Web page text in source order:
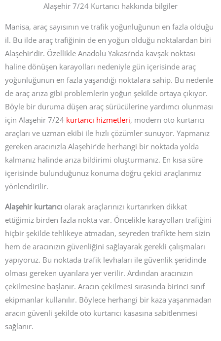
Alaşehir 7/24 Kurtarıcı hakkında bilgiler
Manisa, araç sayısının ve trafik yoğunluğunun en fazla olduğu
il. Bu ilde araç trafiğinin de en yoğun olduğu noktalardan biri
Alaşehir’dir. Özellikle Anadolu Yakası’nda kavşak noktası
haline dönüşen karayolları nedeniyle gün içerisinde araç
yoğunluğunun en fazla yaşandığı noktalara sahip. Bu nedenle
de araç arıza gibi problemlerin yoğun şekilde ortaya çıkıyor.
Böyle bir duruma düşen araç sürücülerine yardımcı olunması
için Alaşehir 7/24 kurtarıcı hizmetleri, modern oto kurtarıcı
araçları ve uzman ekibi ile hızlı çözümler sunuyor. Yapmanız
gereken aracınızla Alaşehir’de herhangi bir noktada yolda
kalmanız halinde arıza bildirimi oluşturmanız. En kısa süre
içerisinde bulunduğunuz konuma doğru çekici araçlarımız
yönlendirilir.
Alaşehir kurtarıcı olarak araçlarınızı kurtarırken dikkat
ettiğimiz birden fazla nokta var. Öncelikle karayolları trafiğini
hiçbir şekilde tehlikeye atmadan, seyreden trafikte hem sizin
hem de aracınızın güvenliğini sağlayarak gerekli çalışmaları
yapıyoruz. Bu noktada trafik levhaları ile güvenlik şeridinde
olması gereken uyarılara yer verilir. Ardından aracınızın
çekilmesine başlanır. Aracın çekilmesi sırasında birinci sınıf
ekipmanlar kullanılır. Böylece herhangi bir kaza yaşanmadan
aracın güvenli şekilde oto kurtarıcı kasasına sabitlenmesi
sağlanır.